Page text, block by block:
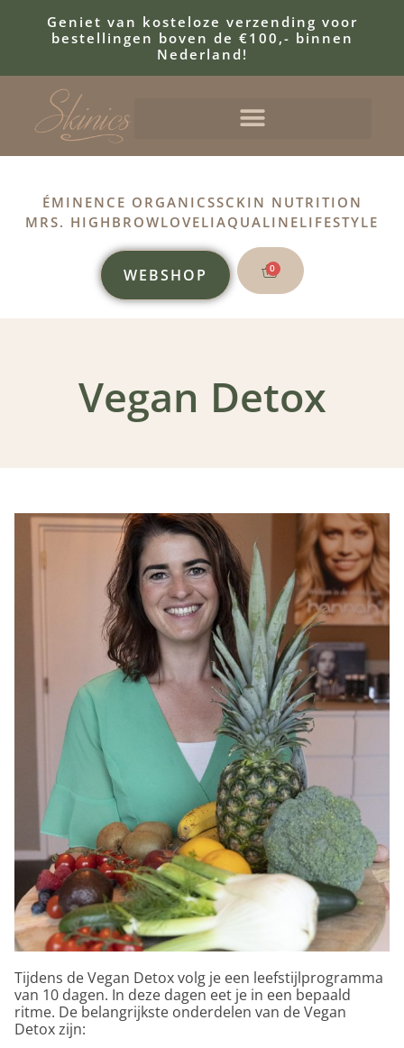
Geniet van kosteloze verzending voor
bestellingen boven de €100,- binnen
Nederland!
ÉMINENCE ORGANICSSCKIN NUTRITION
MRS. HIGHBROWLOVELIAQUALINELIFESTYLE
WEBSHOP 0
Vegan Detox
Tijdens de Vegan Detox volg je een leefstijlprogramma
van 10 dagen. In deze dagen eet je in een bepaald
ritme. De belangrijkste onderdelen van de Vegan
Detox zijn: